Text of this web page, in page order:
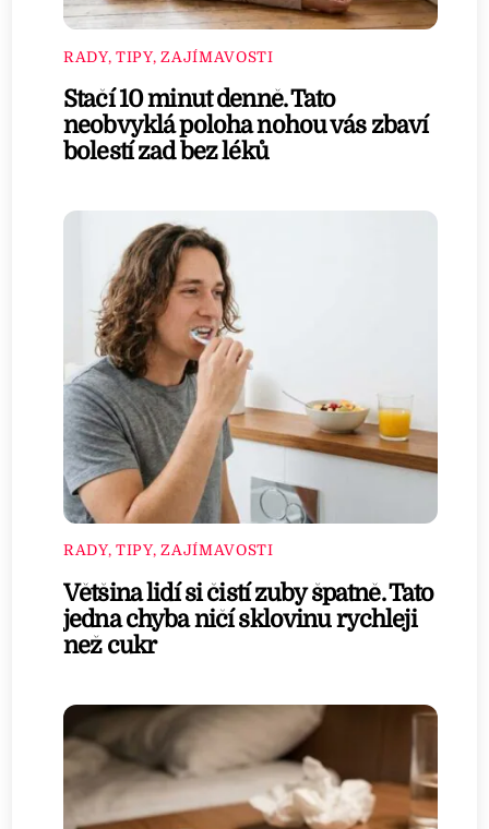
RADY, TIPY, ZAJÍMAVOSTI
Stačí 10 minut denně. Tato
neobvyklá poloha nohou vás zbaví
bolestí zad bez léků
RADY, TIPY, ZAJÍMAVOSTI
Většina lidí si čistí zuby špatně. Tato
jedna chyba ničí sklovinu rychleji
než cukr